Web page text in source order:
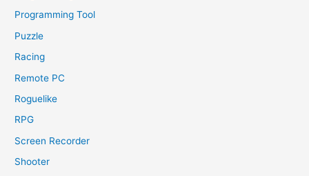
Programming Tool
Puzzle
Racing
Remote PC
Roguelike
RPG
Screen Recorder
Shooter